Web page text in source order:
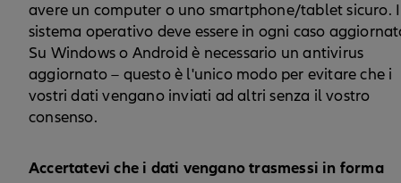
avere un computer o uno smartphone/tablet sicuro.
sistema operativo deve essere in ogni caso
Su Windows o Android è necessario un antivirus
aggiornato – questo è l'unico modo per evitare che i
vostri dati vengano inviati ad altri senza il vostro
consenso.
Accertatevi che i dati vengano trasmessi in forma